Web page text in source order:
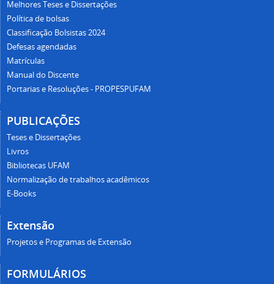
Melhores Teses e Dissertações
Política de bolsas
Classificação Bolsistas 2024
Defesas agendadas
Matrículas
Manual do Discente
Portarias e Resoluções - PROPESPUFAM
PUBLICAÇÕES
Teses e Dissertações
Livros
Bibliotecas UFAM
Normalização de trabalhos acadêmicos
E-Books
Extensão
Projetos e Programas de Extensão
FORMULÁRIOS